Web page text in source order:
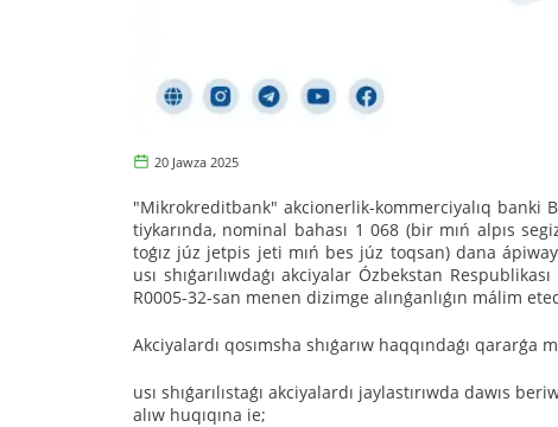
20 Jawza 2025
"Mikrokreditbank" akcionerlik-kommerciyalıq banki
tiykarında, nominal bahası 1 068 (bir mıń alpıs
toǵız júz jetpis jeti mıń bes júz toqsan) dana
usı shıǵarılıwdaǵı akciyalar Ózbekstan
R0005-32-san menen dizimge alınǵanlıǵın málim
Akciyalardı qosımsha shıǵarıw haqqındaǵı qararǵa
usı shıǵarılıstaǵı akciyalardı jaylastırıwda dawıs
alıw huqıqına ie;